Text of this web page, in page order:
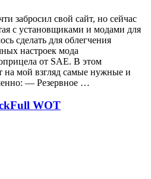
забросил свой сайт, но сейчас
с установщиками и модами для
сделать для облегчения
настроек мода
от SAE. В этом
на мой взгляд самые нужные и
— Резервное …
WOT